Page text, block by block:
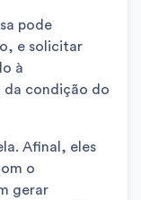
pode
e solicitar
à
da condição do
Afinal, eles
o
gerar